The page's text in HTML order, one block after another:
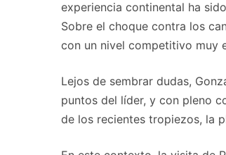
experiencia continental ha
Sobre el choque contra los
con un nivel competitivo muy
Lejos de sembrar dudas,
puntos del líder, y con pleno
de los recientes tropiezos, la